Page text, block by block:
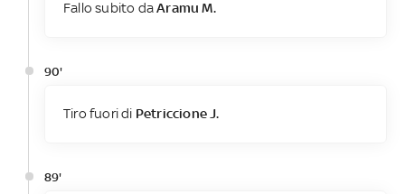
Fallo subito daAramu M.
90'
Tiro fuori di Petriccione J.
89'